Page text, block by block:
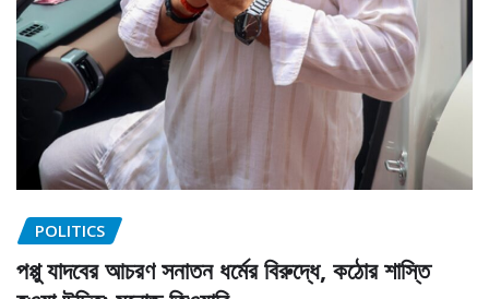
POLITICS
পপ্পু যাদবের আচরণ সনাতন ধর্মের বিরুদ্ধে, কঠোর শাস্তি